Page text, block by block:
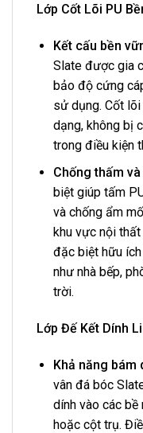
Lớp Cốt Lõi PU
Kết cấu bền
Slate được gia
bảo độ cứng
sử dụng. Cốt
dạng, không bị
trong điều kiện
Chống thấm
biệt giúp tấm
và chống ẩm
khu vực nội
đặc biệt hữu
như nhà bếp,
trời.
Lớp Đế Kết Dính
Khả năng bám
vân đá bóc
dính vào các
hoặc cột trụ.